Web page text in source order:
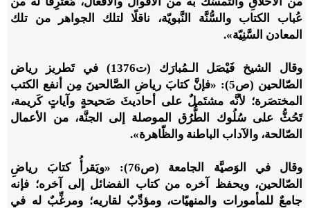
عُباب الكتاب والسُّنَّة النَّبويّة، ناقلًا لتلك الجواهر من تلك
المعادن السَّنِيّة».
وقال الشيخ فَيْصَل الـمُبارَك (ت1376) في تَطريز رياض
الصّالحين (ص5): «فإنَّ كتابَ رياضِ الصَّالحينَ مِن أنفع الكتب
المختصَرة؛ لأنَّه مشتَملٌ على أحاديثَ صَحيحةٍ وآياتٍ كَريمة،
تَحُثُّ على سُلُوك الطُّرُق الموصلة إلى الجنَّة، من الأعمال
الصّالحة، والآداب الباطنة والظّاهرة».
وقال في الوَصيَّة الجامعة (ص76): «ويَقرأُ كتابَ رياضِ
الصّالحين، ويحفظ آخره من كتاب الفضائل إلى آخره؛ فإنه
جامعٌ للمأمورات والمنهيّات، ومؤدِّبٌ لقاريه؛ ومرغِّبٌ له في